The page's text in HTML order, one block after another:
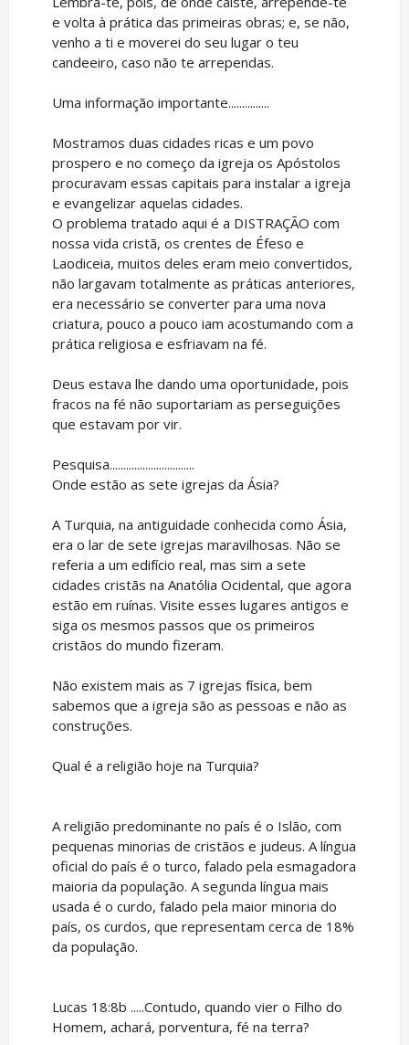
e volta à prática das primeiras obras; e, se não,
venho a ti e moverei do seu lugar o teu
candeeiro, caso não te arrependas.
Uma informação importante...............
Mostramos duas cidades ricas e um povo
prospero e no começo da igreja os Apóstolos
procuravam essas capitais para instalar a igreja
e evangelizar aquelas cidades.
O problema tratado aqui é a DISTRAÇÃO com
nossa vida cristã, os crentes de Éfeso e
Laodiceia, muitos deles eram meio convertidos,
não largavam totalmente as práticas anteriores,
era necessário se converter para uma nova
criatura, pouco a pouco iam acostumando com a
prática religiosa e esfriavam na fé.
Deus estava lhe dando uma oportunidade, pois
fracos na fé não suportariam as perseguições
que estavam por vir.
Pesquisa...............................
Onde estão as sete igrejas da Ásia?
A Turquia, na antiguidade conhecida como Ásia,
era o lar de sete igrejas maravilhosas. Não se
referia a um edifício real, mas sim a sete
cidades cristãs na Anatólia Ocidental, que agora
estão em ruínas. Visite esses lugares antigos e
siga os mesmos passos que os primeiros
cristãos do mundo fizeram.
Não existem mais as 7 igrejas física, bem
sabemos que a igreja são as pessoas e não as
construções.
Qual é a religião hoje na Turquia?
A religião predominante no país é o Islão, com
pequenas minorias de cristãos e judeus. A língua
oficial do país é o turco, falado pela esmagadora
maioria da população. A segunda língua mais
usada é o curdo, falado pela maior minoria do
país, os curdos, que representam cerca de 18%
da população.
Lucas 18:8b .....Contudo, quando vier o Filho do
Homem, achará, porventura, fé na terra?